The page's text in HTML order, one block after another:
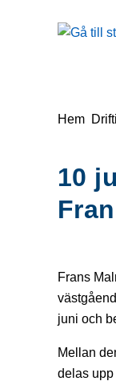
Gå till innehåll
Du är här:
Hem
10
Frans
juni och
Mellan
delas upp